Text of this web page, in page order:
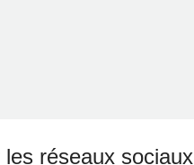
réseaux sociaux